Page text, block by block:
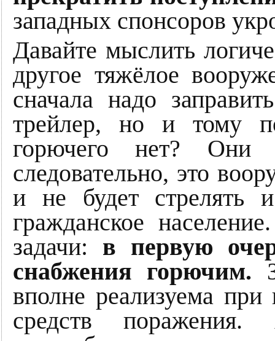
западных спонсоров
Давайте мыслить
другое тяжёлое
сначала надо
трейлер, но и тому
горючего нет?
следовательно, это
и не будет стрелять
гражданское
задачи: в первую
снабжения горючим.
вполне реализуема
средств